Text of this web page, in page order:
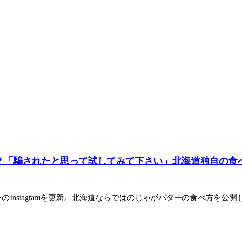
騙されたと思って試してみて下さい」北海道独自の食
Instagramを更新。北海道ならではのじゃがバターの食べ方を公